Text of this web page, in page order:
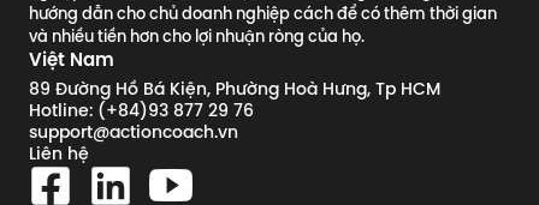
hướng dẫn cho chủ doanh nghiệp cách để có thêm thời gian
và nhiều tiền hơn cho lợi nhuận ròng của họ.
Việt Nam
89 Đường Hồ Bá Kiện, Phường Hoà Hưng, Tp HCM
Hotline: (+84)93 877 29 76
support@actioncoach.vn
Liên hệ